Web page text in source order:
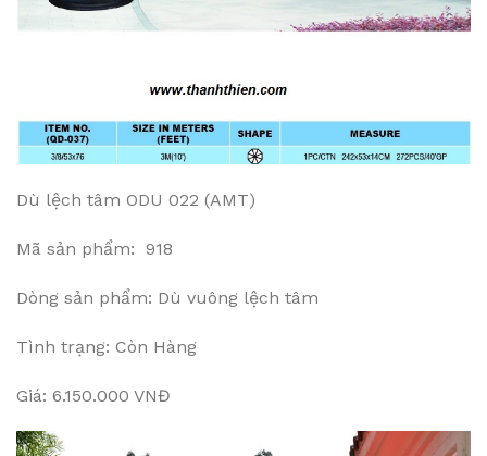
Dù lệch tâm ODU 022 (AMT)
Mã sản phẩm: 918
Dòng sản phẩm: Dù vuông lệch tâm
Tình trạng: Còn Hàng
Giá: 6.150.000 VNĐ